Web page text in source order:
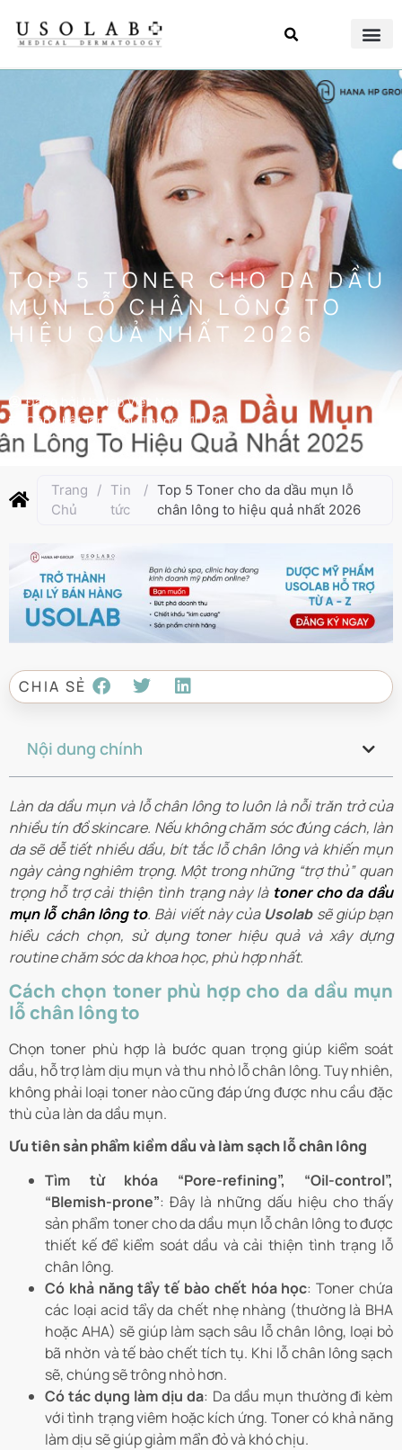
TOP 5 TONER CHO DA DẦU
MỤN LỖ CHÂN LÔNG TO
HIỆU QUẢ NHẤT 2026
Đăng bởi Usolab Việt Nam
Cập nhật lần cuối:Tháng 1 10, 2026
Trang
Chủ
/ Tin
tức
/ Top 5 Toner cho da dầu mụn lỗ
chân lông to hiệu quả nhất 2026
CHIA SẺ
Nội dung chính
Làn da dầu mụn và lỗ chân lông to luôn là nỗi trăn trở của
nhiều tín đồ skincare. Nếu không chăm sóc đúng cách, làn
da sẽ dễ tiết nhiều dầu, bít tắc lỗ chân lông và khiến mụn
ngày càng nghiêm trọng. Một trong những “trợ thủ” quan
trọng hỗ trợ cải thiện tình trạng này là toner cho da dầu
mụn lỗ chân lông to. Bài viết này của Usolabsẽ giúp bạn
hiểu cách chọn, sử dụng toner hiệu quả và xây dựng
routine chăm sóc da khoa học, phù hợp nhất.
Cách chọn toner phù hợp cho da dầu mụn
lỗ chân lông to
Chọn toner phù hợp là bước quan trọng giúp kiểm soát
dầu, hỗ trợ làm dịu mụn và thu nhỏ lỗ chân lông. Tuy nhiên,
không phải loại toner nào cũng đáp ứng được nhu cầu đặc
thù của làn da dầu mụn.
Ưu tiên sản phẩm kiềm dầu và làm sạch lỗ chân lông
Tìm từ khóa “Pore-refining”, “Oil-control”,
“Blemish-prone”: Đây là những dấu hiệu cho thấy
sản phẩm toner cho da dầu mụn lỗ chân lông to được
thiết kế để kiểm soát dầu và cải thiện tình trạng lỗ
chân lông.
Có khả năng tẩy tế bào chết hóa học: Toner chứa
các loại acid tẩy da chết nhẹ nhàng (thường là BHA
hoặc AHA) sẽ giúp làm sạch sâu lỗ chân lông, loại bỏ
bã nhờn và tế bào chết tích tụ. Khi lỗ chân lông sạch
sẽ, chúng sẽ trông nhỏ hơn.
Có tác dụng làm dịu da: Da dầu mụn thường đi kèm
với tình trạng viêm hoặc kích ứng. Toner có khả năng
làm dịu sẽ giúp giảm mẩn đỏ và khó chịu.